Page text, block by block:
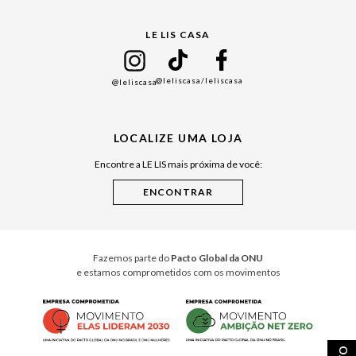
Cuidados Casa
LE LIS CASA
@leliscasa@leliscasa/leliscasa
LOCALIZE UMA LOJA
Encontre a LE LIS mais próxima de você:
Fazemos parte do Pacto Global da ONU
e estamos comprometidos com os movimentos